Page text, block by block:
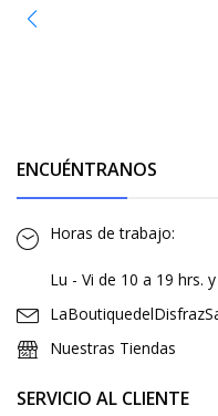
ENCUÉNTRANOS
Horas de trabajo:
Lu - Vi de 10 a 19 hrs.
Nuestras Tiendas
SERVICIO AL CLIENTE